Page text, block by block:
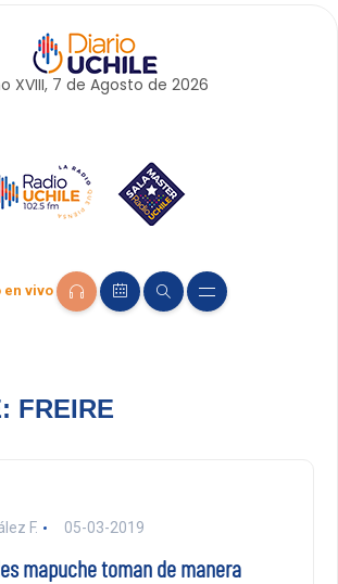
XVIII, 7 de Agosto de 2026
en vivo
FREIRE
F. 05-03-2019
mapuche toman de manera